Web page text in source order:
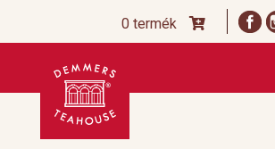
0 termék
Ugrás
navigációhoz
Kilépés
tartalomba